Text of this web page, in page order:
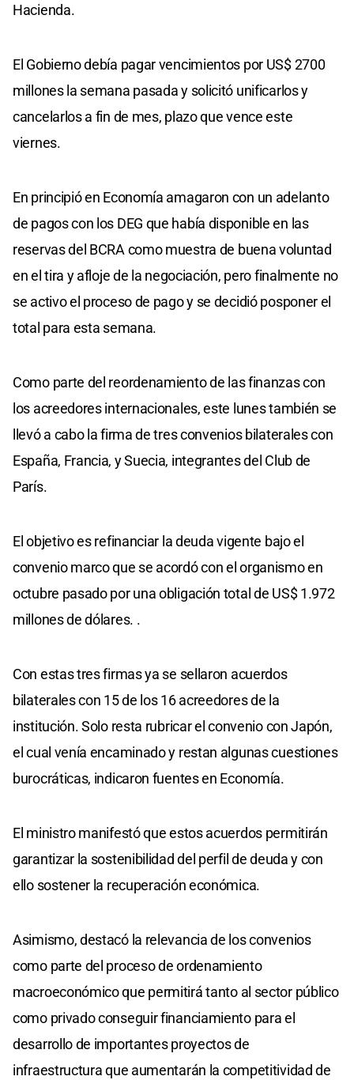
Hacienda.
El Gobierno debía pagar vencimientos por US$ 2700
millones la semana pasada y solicitó unificarlos y
cancelarlos a fin de mes, plazo que vence este
viernes.
En principió en Economía amagaron con un adelanto
de pagos con los DEG que había disponible en las
reservas del BCRA como muestra de buena voluntad
en el tira y afloje de la negociación, pero finalmente no
se activo el proceso de pago y se decidió posponer el
total para esta semana.
Como parte del reordenamiento de las finanzas con
los acreedores internacionales, este lunes también se
llevó a cabo la firma de tres convenios bilaterales con
España, Francia, y Suecia, integrantes del Club de
París.
El objetivo es refinanciar la deuda vigente bajo el
convenio marco que se acordó con el organismo en
octubre pasado por una obligación total de US$ 1.972
millones de dólares. .
Con estas tres firmas ya se sellaron acuerdos
bilaterales con 15 de los 16 acreedores de la
institución. Solo resta rubricar el convenio con Japón,
el cual venía encaminado y restan algunas cuestiones
burocráticas, indicaron fuentes en Economía.
El ministro manifestó que estos acuerdos permitirán
garantizar la sostenibilidad del perfil de deuda y con
ello sostener la recuperación económica.
Asimismo, destacó la relevancia de los convenios
como parte del proceso de ordenamiento
macroeconómico que permitirá tanto al sector público
como privado conseguir financiamiento para el
desarrollo de importantes proyectos de
infraestructura que aumentarán la competitividad de